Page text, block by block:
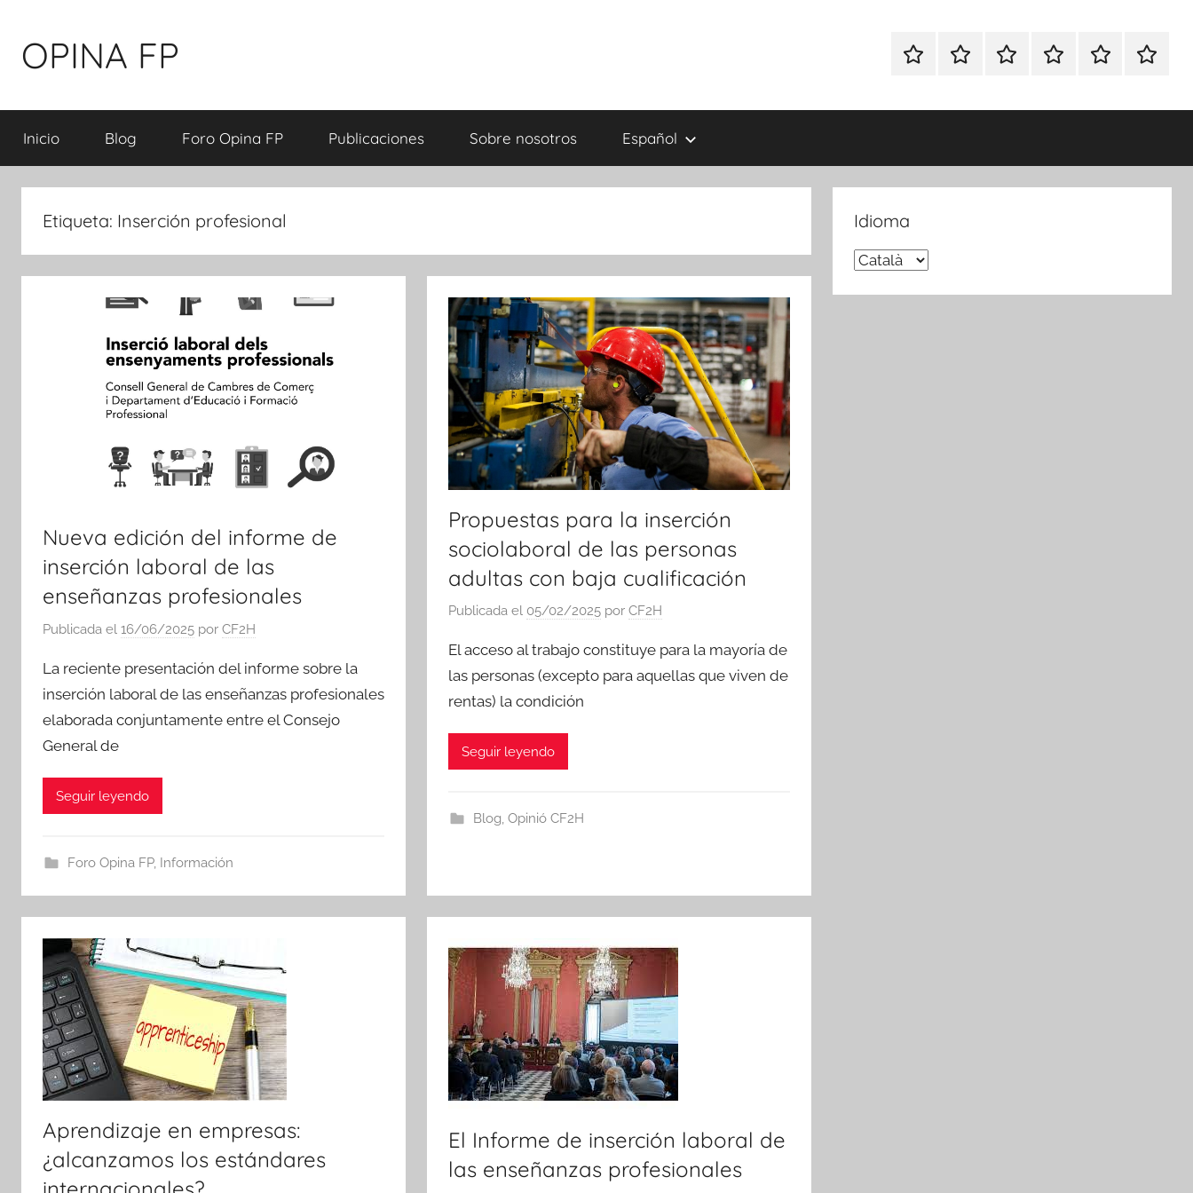
contenido
OPINA FP
per
a
de
Inicio Blog
Foro
Publicaciones
Sobre
Español
Inicio Blog Foro Opina FP Publicaciones Sobre nosotros Español
Etiqueta: Inserción profesional
Nueva edición del informe de
inserción laboral de las
enseñanzas profesionales
Publicada el 16/06/2025 por CF2H
La reciente presentación del informe sobre la
inserción laboral de las enseñanzas profesionales
elaborada conjuntamente entre el Consejo
General de
Seguir leyendo
Foro Opina FP, Información
Propuestas para la inserción
sociolaboral de las personas
adultas con baja cualificación
Publicada el 05/02/2025 porCF2H
El acceso al trabajo constituye para la mayoría de
las personas (excepto para aquellas que viven de
rentas) la condición
Seguir leyendo
Blog, Opinió CF2H
Aprendizaje en empresas:
¿alcanzamos los estándares
El Informe de inserción laboral de
las enseñanzas profesionales
Idioma
Idioma